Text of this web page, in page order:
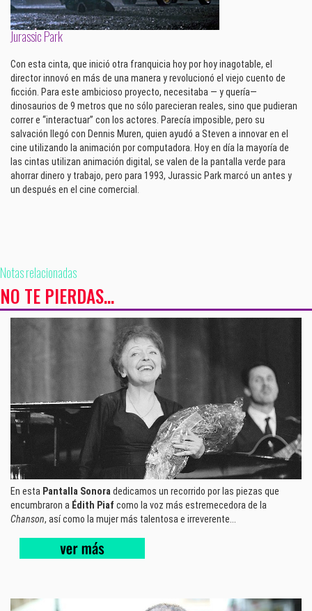
Jurassic Park
Con esta cinta, que inició otra franquicia hoy por hoy inagotable, el
director innovó en más de una manera y revolucionó el viejo cuento de
ficción. Para este ambicioso proyecto, necesitaba — y quería—
dinosaurios de 9 metros que no sólo parecieran reales, sino que pudieran
correr e “interactuar” con los actores. Parecía imposible, pero su
salvación llegó con Dennis Muren, quien ayudó a Steven a innovar en el
cine utilizando la animación por computadora. Hoy en día la mayoría de
las cintas utilizan animación digital, se valen de la pantalla verde para
ahorrar dinero y trabajo, pero para 1993, Jurassic Park marcó un antes y
un después en el cine comercial.
Notas relacionadas
NO TE PIERDAS...
En esta Pantalla Sonora dedicamos un recorrido por las piezas que
encumbraron a Édith Piaf como la voz más estremecedora de la
Chanson, así como la mujer más talentosa e irreverente...